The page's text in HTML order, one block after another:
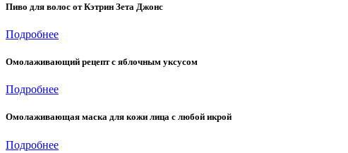
Пиво для волос от Кэтрин Зета Джонс
Подробнее
Омолаживающий рецепт с яблочным уксусом
Подробнее
Омолаживающая маска для кожи лица с любой икрой
Подробнее